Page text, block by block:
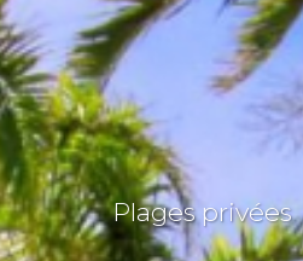
Plages privées